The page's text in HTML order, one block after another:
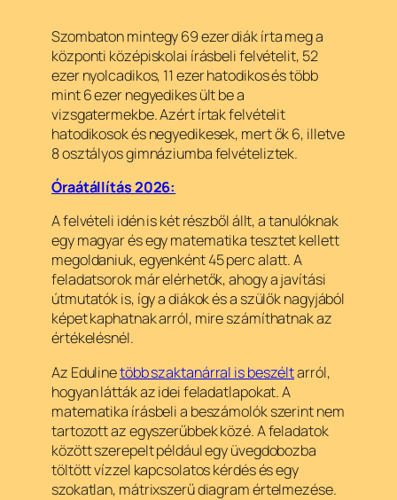
Szombaton mintegy 69 ezer diák írta meg a
központi középiskolai írásbeli felvételit, 52
ezer nyolcadikos, 11 ezer hatodikos és több
mint 6 ezer negyedikes ült be a
vizsgatermekbe. Azért írtak felvételit
hatodikosok és negyedikesek, mert ők 6, illetve
8 osztályos gimnáziumba felvételiztek.
Óraátállítás 2026:
A felvételi idén is két részből állt, a tanulóknak
egy magyar és egy matematika tesztet kellett
megoldaniuk, egyenként 45 perc alatt. A
feladatsorok már elérhetők, ahogy a javítási
útmutatók is, így a diákok és a szülők nagyjából
képet kaphatnak arról, mire számíthatnak az
értékelésnél.
Az Edulinetöbb szaktanárral is beszéltarról,
hogyan látták az idei feladatlapokat. A
matematika írásbeli a beszámolók szerint nem
tartozott az egyszerűbbek közé. A feladatok
között szerepelt például egy üvegdobozba
töltött vízzel kapcsolatos kérdés és egy
szokatlan, mátrixszerű diagram értelmezése.